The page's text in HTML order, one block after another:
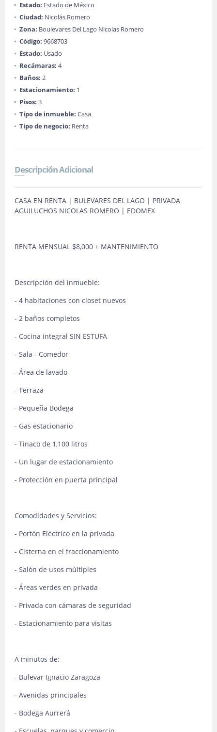
Estado: Estado de México
Ciudad: Nicolás Romero
Zona: Boulevares Del Lago Nicolas Romero
Código: 9668703
Estado: Usado
Recámaras: 4
Baños: 2
Estacionamiento: 1
Pisos: 3
Tipo de inmueble: Casa
Tipo de negocio: Renta
Descripción Adicional
CASA EN RENTA | BULEVARES DEL LAGO | PRIVADA
AGUILUCHOS NICOLAS ROMERO | EDOMEX
RENTA MENSUAL $8,000 + MANTENIMIENTO
Descripción del inmueble:
- 4 habitaciones con closet nuevos
- 2 baños completos
- Cocina integral SIN ESTUFA
- Sala - Comedor
- Área de lavado
- Terraza
- Pequeña Bodega
- Gas estacionario
- Tinaco de 1,100 litros
- Un lugar de estacionamiento
- Protección en puerta principal
Comodidades y Servicios:
- Portón Eléctrico en la privada
- Cisterna en el fraccionamiento
- Salón de usos múltiples
- Áreas verdes en privada
- Privada con cámaras de seguridad
- Estacionamiento para visitas
A minutos de:
- Bulevar Ignacio Zaragoza
- Avenidas principales
- Bodega Aurrerá